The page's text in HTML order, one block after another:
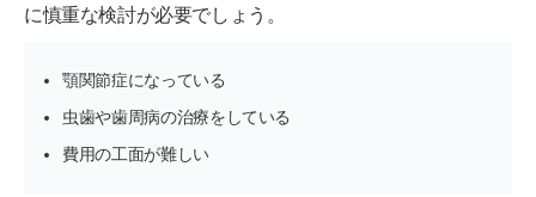
に慎重な検討が必要でしょう。
顎関節症になっている
虫歯や歯周病の治療をしている
費用の工面が難しい